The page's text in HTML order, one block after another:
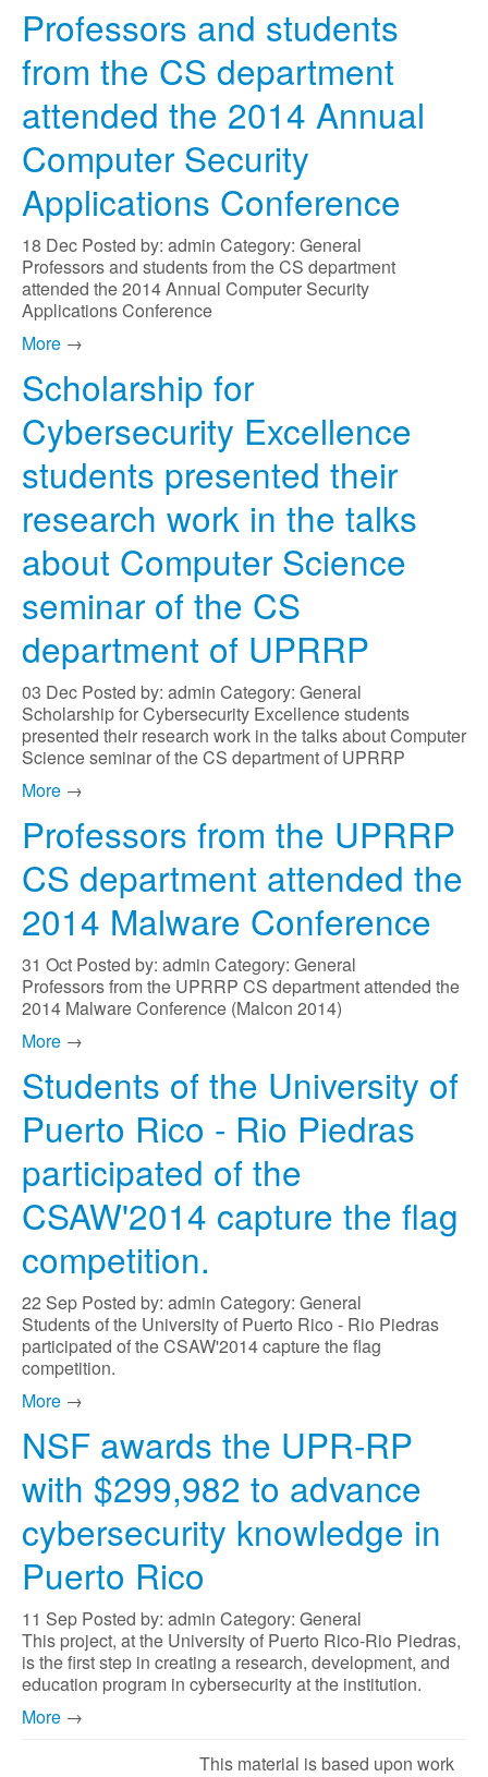
Professors and students
from the CS department
attended the 2014 Annual
Computer Security
Applications Conference
18 Dec Posted by: admin Category: General
Professors and students from the CS department
attended the 2014 Annual Computer Security
Applications Conference
More →
Scholarship for
Cybersecurity Excellence
students presented their
research work in the talks
about Computer Science
seminar of the CS
department of UPRRP
03 Dec Posted by: admin Category: General
Scholarship for Cybersecurity Excellence students
presented their research work in the talks about Computer
Science seminar of the CS department of UPRRP
More →
Professors from the UPRRP
CS department attended the
2014 Malware Conference
31 Oct Posted by: admin Category: General
Professors from the UPRRP CS department attended the
2014 Malware Conference (Malcon 2014)
More →
Students of the University of
Puerto Rico - Rio Piedras
participated of the
CSAW'2014 capture the flag
competition.
22 Sep Posted by: admin Category: General
Students of the University of Puerto Rico - Rio Piedras
participated of the CSAW'2014 capture the flag
competition.
More →
NSF awards the UPR-RP
with $299,982 to advance
cybersecurity knowledge in
Puerto Rico
11 Sep Posted by: admin Category: General
This project, at the University of Puerto Rico-Rio Piedras,
is the first step in creating a research, development, and
education program in cybersecurity at the institution.
More →
This material is based upon work